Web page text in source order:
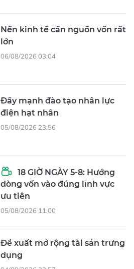
Nền kinh tế cần nguồn vốn rất
lớn
06/08/2026 03:04
Đẩy mạnh đào tạo nhân lực
điện hạt nhân
05/08/2026 23:56
18 GIỜ NGÀY 5-8: Hướng
dòng vốn vào đúng lĩnh vực
ưu tiên
05/08/2026 11:00
Đề xuất mở rộng tài sản trưng
dụng